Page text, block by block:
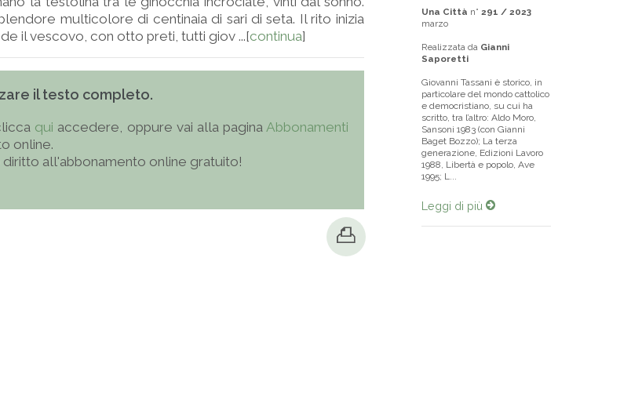
multicolore di centinaia di sari di seta. Il rito inizia
il vescovo, con otto preti, tutti giov ...[continua]
il testo completo.
qui accedere, oppure vai alla pagina Abbonamenti
online.
diritto all'abbonamento online gratuito!
Una Città n° 291 / 2023
marzo
Realizzata da Gianni
Saporetti
Giovanni Tassani è storico, in
particolare del mondo cattolico
e democristiano, su cui ha
scritto, tra l’altro: Aldo Moro,
Sansoni 1983 (con Gianni
Baget Bozzo); La terza
generazione, Edizioni Lavoro
1988, Libertà e popolo, Ave
1995; L...
Leggi di più